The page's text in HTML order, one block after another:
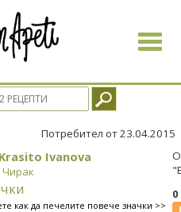
Toggle
Потребител от 23.04.2015
Ivanova
как да печелите повече значки >>